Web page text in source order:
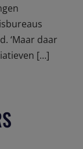
‘Maar daar
[…]